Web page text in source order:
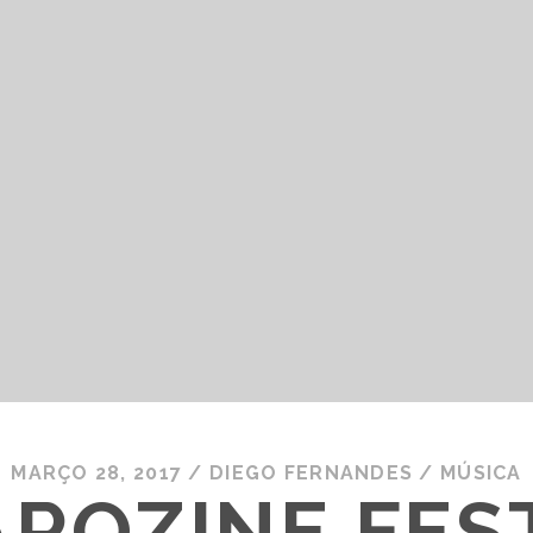
MARÇO 28, 2017 / DIEGO FERNANDES / MÚSICA